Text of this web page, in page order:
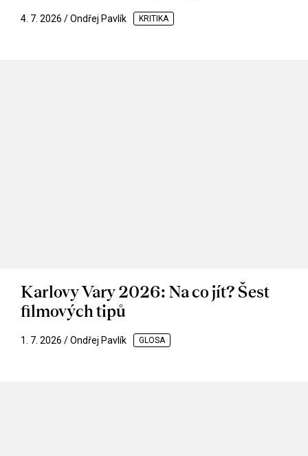
4. 7. 2026 / Ondřej Pavlík KRITIKA
Karlovy Vary 2026: Na co jít? Šest
filmových tipů
1. 7. 2026 / Ondřej Pavlík GLOSA